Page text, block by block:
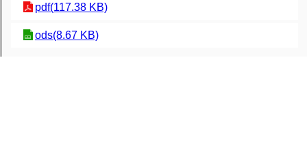
pdf(117.38 KB)
ods(8.67 KB)